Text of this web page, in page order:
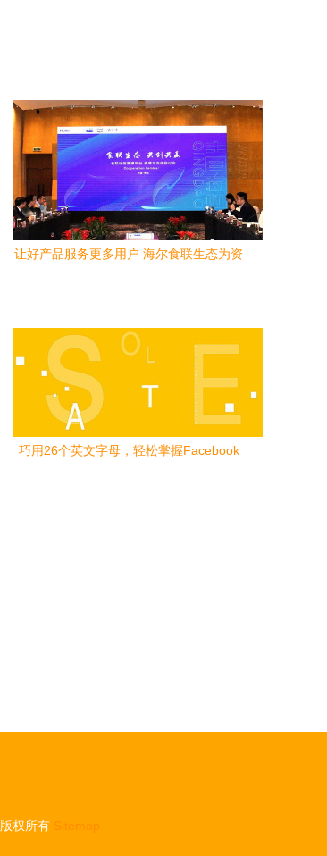
让好产品服务更多用户 海尔食联生态为资
巧用26个英文字母，轻松掌握Facebook
版权所有 Sitemap